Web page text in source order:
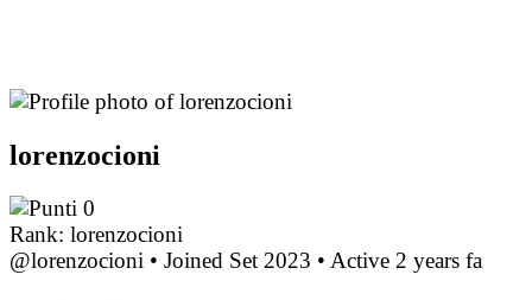
lorenzocioni
0
Rank: lorenzocioni
@lorenzocioni • Joined Set 2023 • Active 2 years fa